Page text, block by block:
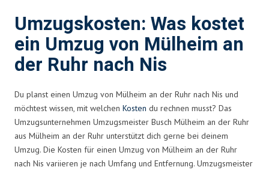
Umzugskosten: Was kostet
ein Umzug von Mülheim an
der Ruhr nach Nis
Du planst einen Umzug von Mülheim an der Ruhr nach Nis und
möchtest wissen, mit welchen Kosten du rechnen musst? Das
Umzugsunternehmen Umzugsmeister Busch Mülheim an der Ruhr
aus Mülheim an der Ruhr unterstützt dich gerne bei deinem
Umzug. Die Kosten für einen Umzug von Mülheim an der Ruhr
nach Nis variieren je nach Umfang und Entfernung. Umzugsmeister